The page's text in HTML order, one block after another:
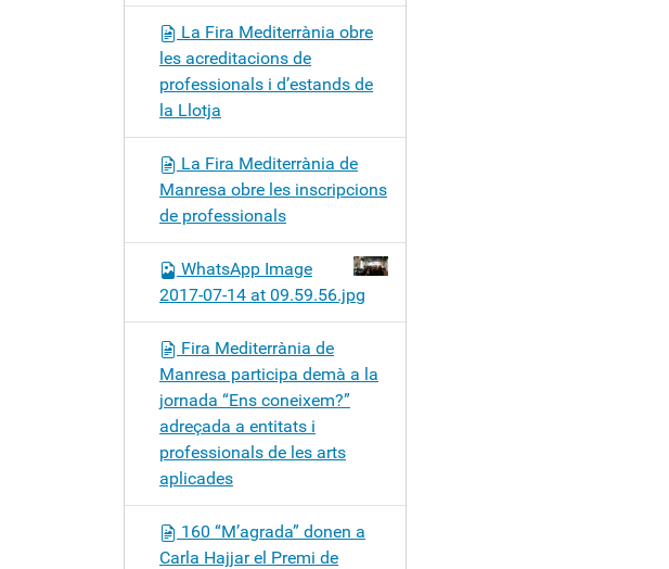
La Fira Mediterrània obre
les acreditacions de
professionals i d’estands de
la Llotja
La Fira Mediterrània de
Manresa obre les inscripcions
de professionals
WhatsApp Image
2017-07-14 at 09.59.56.jpg
Fira Mediterrània de
Manresa participa demà a la
jornada “Ens coneixem?”
adreçada a entitats i
professionals de les arts
aplicades
160 “M’agrada” donen a
Carla Hajjar el Premi de